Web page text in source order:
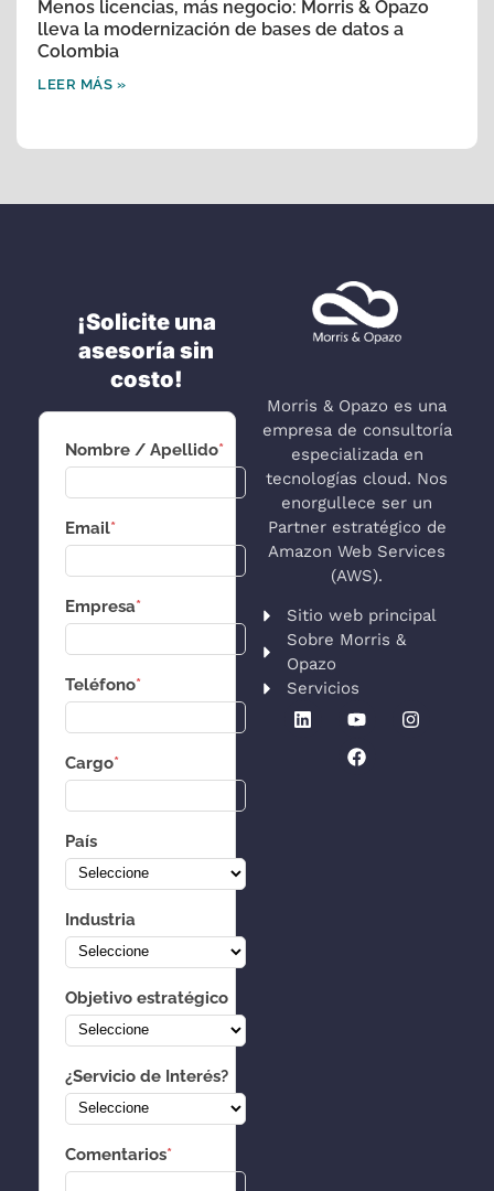
Menos licencias, más negocio: Morris & Opazo
lleva la modernización de bases de datos a
Colombia
LEER MÁS »
¡Solicite una
asesoría sin
costo!
Nombre / Apellido*
Email*
Empresa*
Teléfono*
Cargo*
País
Industria
Objetivo estratégico
¿Servicio de Interés?
Comentarios*
Morris & Opazo es una
empresa de consultoría
especializada en
tecnologías cloud. Nos
enorgullece ser un
Partner estratégico de
Amazon Web Services
(AWS).
Sitio web principal
Sobre Morris &
Opazo
Servicios